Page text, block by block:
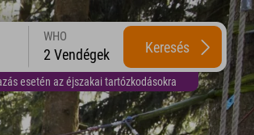
esetén az éjszakai tartózkodásokra
WHO
2 Vendégek Keresés